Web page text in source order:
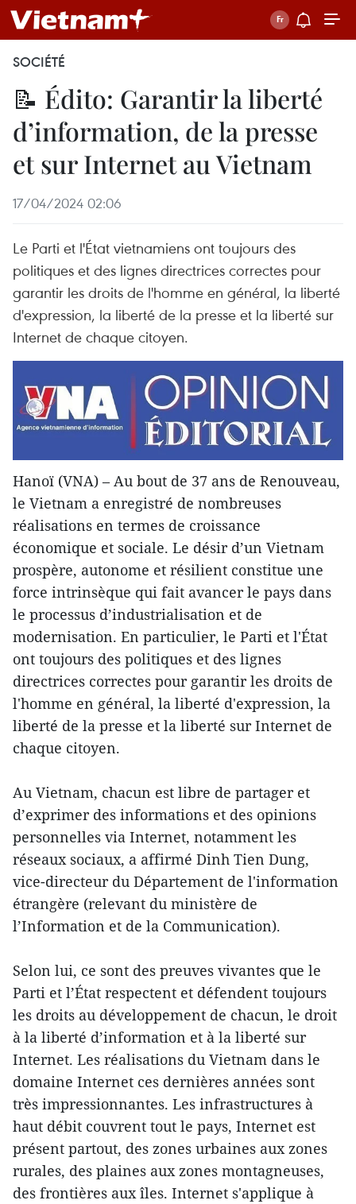
SOCIÉTÉ
📝 Édito: Garantir la liberté
d’information, de la presse
et sur Internet au Vietnam
17/04/2024 02:06
Le Parti et l'État vietnamiens ont toujours des
politiques et des lignes directrices correctes pour
garantir les droits de l'homme en général, la liberté
d'expression, la liberté de la presse et la liberté sur
Internet de chaque citoyen.
Hanoï (VNA) – Au bout de 37 ans de Renouveau,
le Vietnam a enregistré de nombreuses
réalisations en termes de croissance
économique et sociale. Le désir d’un Vietnam
prospère, autonome et résilient constitue une
force intrinsèque qui fait avancer le pays dans
le processus d’industrialisation et de
modernisation. En particulier, le Parti et l'État
ont toujours des politiques et des lignes
directrices correctes pour garantir les droits de
l'homme en général, la liberté d'expression, la
liberté de la presse et la liberté sur Internet de
chaque citoyen.
Au Vietnam, chacun est libre de partager et
d’exprimer des informations et des opinions
personnelles via Internet, notamment les
réseaux sociaux, a affirmé Dinh Tien Dung,
vice-directeur du Département de l'information
étrangère (relevant du ministère de
l’Information et de la Communication).
Selon lui, ce sont des preuves vivantes que le
Parti et l’État respectent et défendent toujours
les droits au développement de chacun, le droit
à la liberté d’information et à la liberté sur
Internet. Les réalisations du Vietnam dans le
domaine Internet ces dernières années sont
très impressionnantes. Les infrastructures à
haut débit couvrent tout le pays, Internet est
présent partout, des zones urbaines aux zones
rurales, des plaines aux zones montagneuses,
des frontières aux îles. Internet s'applique à